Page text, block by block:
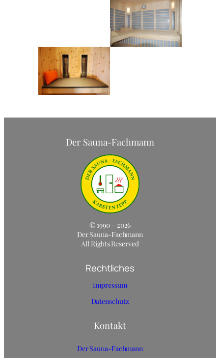
Der Sauna-Fachmann
© 1990 – 2026
Der Sauna-Fachmann
All Rights Reserved
Rechtliches
Impressum
Datenschutz
Kontakt
Der Sauna-Fachmann